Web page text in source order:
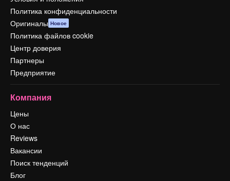
Политика конфиденциальности
Оригиналы Новое
Политика файлов cookie
Центр доверия
Партнеры
Предприятие
Компания
Цены
О нас
Reviews
Вакансии
Поиск тенденций
Блог